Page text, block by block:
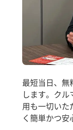
最短当日、無
します。ク
用も一切いた
く簡単かつ安